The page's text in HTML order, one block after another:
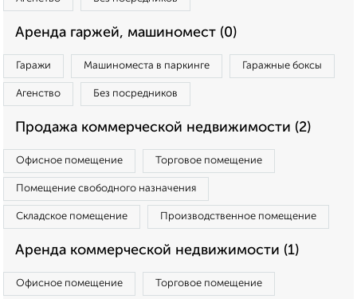
Аренда гаржей, машиномест (0)
Гаражи Машиноместа в паркинге Гаражные боксы
Агенство Без посредников
Продажа коммерческой недвижимости (2)
Офисное помещение Торговое помещение
Помещение свободного назначения
Складское помещение Производственное помещение
Аренда коммерческой недвижимости (1)
Офисное помещение Торговое помещение